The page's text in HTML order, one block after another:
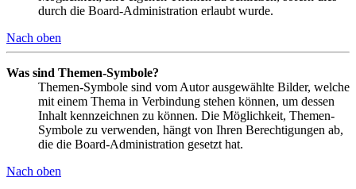
durch die Board-Administration erlaubt wurde.
Nach oben
Was sind Themen-Symbole?
Themen-Symbole sind vom Autor ausgewählte Bilder, welche
mit einem Thema in Verbindung stehen können, um dessen
Inhalt kennzeichnen zu können. Die Möglichkeit, Themen-
Symbole zu verwenden, hängt von Ihren Berechtigungen ab,
die die Board-Administration gesetzt hat.
Nach oben